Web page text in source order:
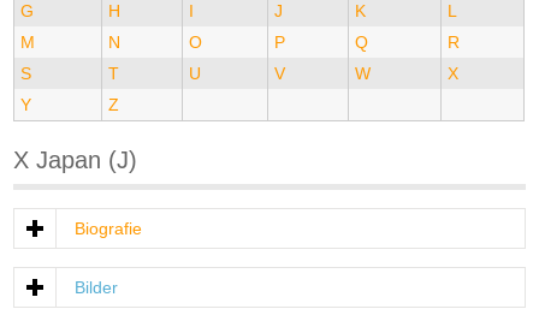
G
H I J K
L
M
N O P Q
R
S
T U V W
X
Y
Z
X Japan (J)
Biografie
Bilder